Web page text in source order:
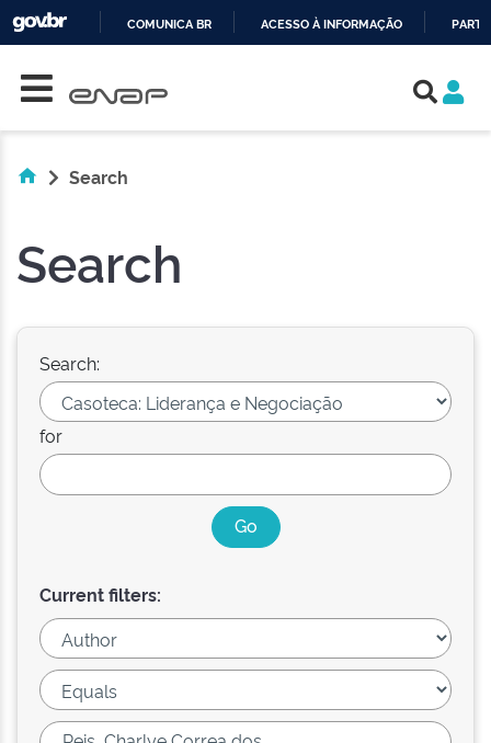
COMUNICA BR ACESSO À INFORMAÇÃO
Search
Search
Search:
for
Current filters: